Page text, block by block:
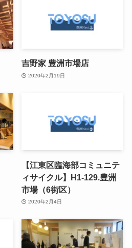
吉野家 豊洲市場店
2020年2月19日
【江東区臨海部コミュニテ
ィサイクル】H1-129.豊洲
市場（6街区）
2020年2月4日